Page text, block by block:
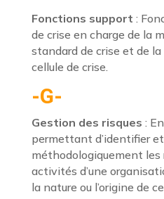
Fonctions support :
de crise en charge de la
standard de crise et de
cellule de crise.
-G-
Gestion des risques :
permettant d’identifier
méthodologiquement les
activités d’une
la nature ou l’origine de